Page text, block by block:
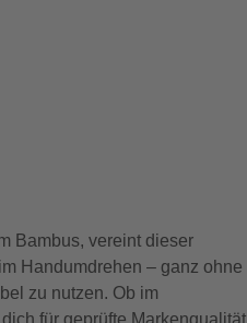
Bambus, vereint dieser
Handumdrehen – ganz ohne
zu nutzen. Ob im
für geprüfte Markenqualität